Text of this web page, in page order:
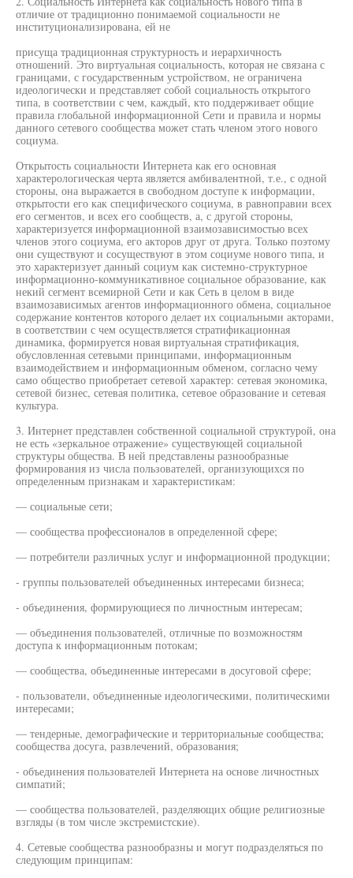
отличие от традиционно понимаемой социальности не
институционализирована, ей не
присуща традиционная структурность и иерархичность
отношений. Это виртуальная социальность, которая не связана с
границами, с государственным устройством, не ограничена
идеологически и представляет собой социальность открытого
типа, в соответствии с чем, каждый, кто поддерживает общие
правила глобальной информационной Сети и правила и нормы
данного сетевого сообщества может стать членом этого нового
социума.
Открытость социальности Интернета как его основная
характерологическая черта является амбивалентной, т.е., с одной
стороны, она выражается в свободном доступе к информации,
открытости его как специфического социума, в равноправии всех
его сегментов, и всех его сообществ, а, с другой стороны,
характеризуется информационной взаимозависимостью всех
членов этого социума, его акторов друг от друга. Только поэтому
они существуют и сосуществуют в этом социуме нового типа, и
это характеризует данный социум как системно-структурное
информационно-коммуникативное социальное образование, как
некий сегмент всемирной Сети и как Сеть в целом в виде
взаимозависимых агентов информационного обмена, социальное
содержание контентов которого делает их социальными акторами,
в соответствии с чем осуществляется стратификационная
динамика, формируется новая виртуальная стратификация,
обусловленная сетевыми принципами, информационным
взаимодействием и информационным обменом, согласно чему
само общество приобретает сетевой характер: сетевая экономика,
сетевой бизнес, сетевая политика, сетевое образование и сетевая
культура.
3. Интернет представлен собственной социальной структурой, она
не есть «зеркальное отражение» существующей социальной
структуры общества. В ней представлены разнообразные
формирования из числа пользователей, организующихся по
определенным признакам и характеристикам:
— социальные сети;
— сообщества профессионалов в определенной сфере;
— потребители различных услуг и информационной продукции;
- группы пользователей объединенных интересами бизнеса;
- объединения, формирующиеся по личностным интересам;
— объединения пользователей, отличные по возможностям
доступа к информационным потокам;
— сообщества, объединенные интересами в досуговой сфере;
- пользователи, объединенные идеологическими, политическими
интересами;
— тендерные, демографические и территориальные сообщества;
сообщества досуга, развлечений, образования;
- объединения пользователей Интернета на основе личностных
симпатий;
— сообщества пользователей, разделяющих общие религиозные
взгляды (в том числе экстремистские).
4. Сетевые сообщества разнообразны и могут подразделяться по
следующим принципам: